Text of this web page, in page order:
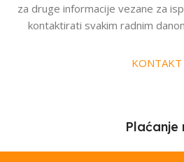
za druge informacije vezane za
kontaktirati svakim radnim
KONTAKT
Plaćanje